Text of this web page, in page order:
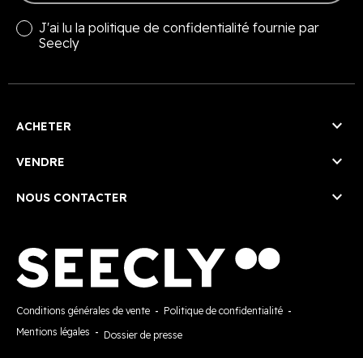
J'ai lu la politique de confidentialité fournie par
Seecly
ACHETER 
VENDRE 
NOUS CONTACTER 
Conditions générales de vente - Politique de confidentialité -
Mentions légales - Dossier de presse